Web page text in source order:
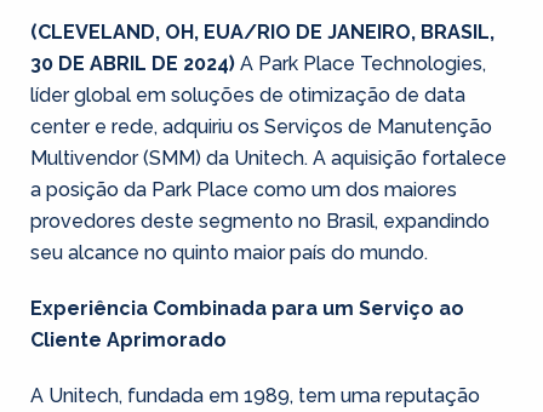
(CLEVELAND, OH, EUA/RIO DE JANEIRO, BRASIL,
30 DE ABRIL DE 2024) A Park Place Technologies,
líder global em soluções de otimização de data
center e rede, adquiriu os Serviços de Manutenção
Multivendor (SMM) da Unitech. A aquisição fortalece
a posição da Park Place como um dos maiores
provedores deste segmento no Brasil, expandindo
seu alcance no quinto maior país do mundo.
Experiência Combinada para um Serviço ao
Cliente Aprimorado
A Unitech, fundada em 1989, tem uma reputação